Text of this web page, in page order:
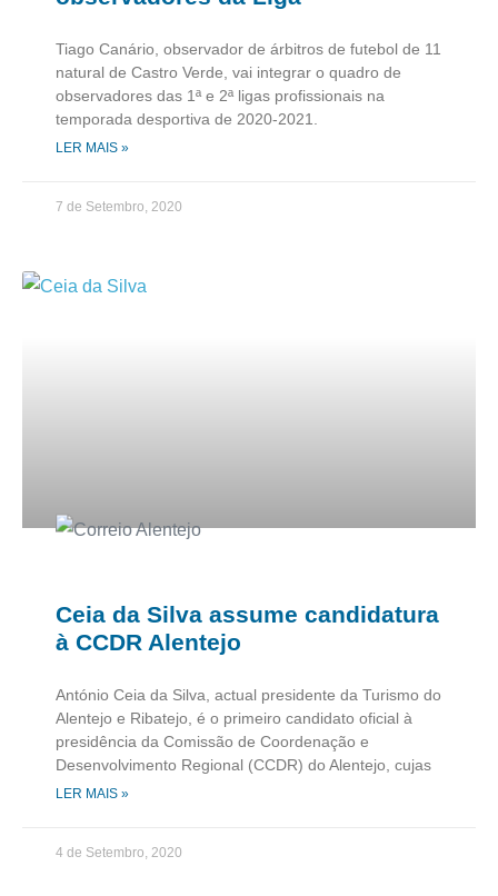
Tiago Canário, observador de árbitros de futebol de 11
natural de Castro Verde, vai integrar o quadro de
observadores das 1ª e 2ª ligas profissionais na
temporada desportiva de 2020-2021.
LER MAIS »
7 de Setembro, 2020
Ceia da Silva assume candidatura
à CCDR Alentejo
António Ceia da Silva, actual presidente da Turismo do
Alentejo e Ribatejo, é o primeiro candidato oficial à
presidência da Comissão de Coordenação e
Desenvolvimento Regional (CCDR) do Alentejo, cujas
LER MAIS »
4 de Setembro, 2020